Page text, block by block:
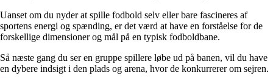
Uanset om du nyder at spille fodbold selv eller bare fascineres af
sportens energi og spænding, er det værd at have en forståelse for de
forskellige dimensioner og mål på en typisk fodboldbane.
Så næste gang du ser en gruppe spillere løbe ud på banen, vil du have
en dybere indsigt i den plads og arena, hvor de konkurrerer om sejren.